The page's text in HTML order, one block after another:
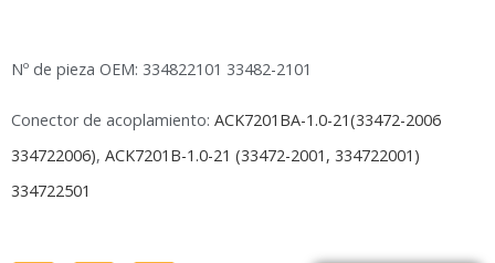
Nº de pieza OEM: 334822101 33482-2101
Conector de acoplamiento: ACK7201BA-1.0-21(33472-2006
334722006), ACK7201B-1.0-21 (33472-2001, 334722001)
334722501